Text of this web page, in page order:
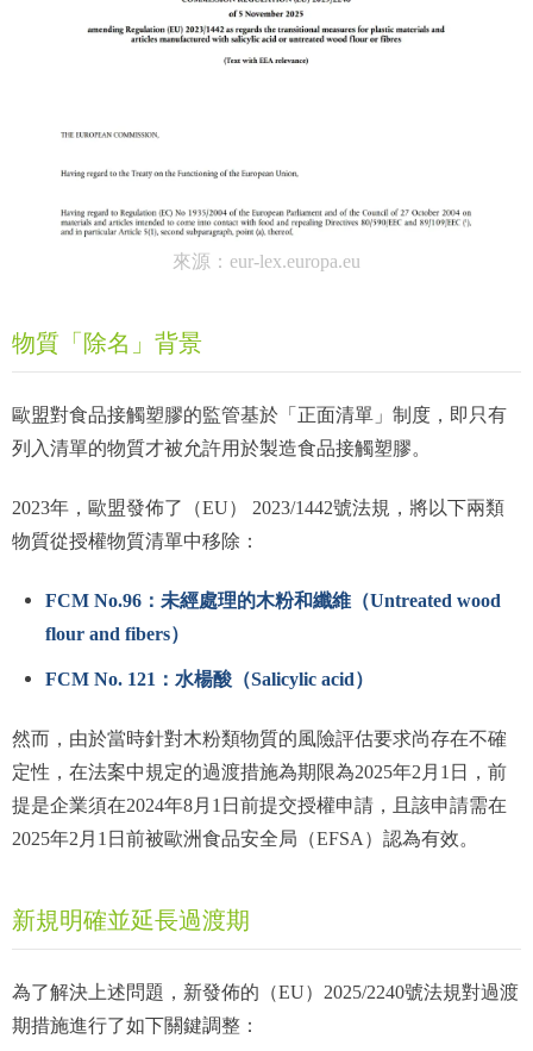
來源：eur-lex.europa.eu
物質「除名」背景
歐盟對食品接觸塑膠的監管基於「正面清單」制度，即只有
列入清單的物質才被允許用於製造食品接觸塑膠。
2023年，歐盟發佈了（EU） 2023/1442號法規，將以下兩類
物質從授權物質清單中移除：
FCM No.96 ：未經處理的木粉和纖維（Untreated wood
flour and fibers）
FCM No. 121：水楊酸（Salicylic acid）
然而，由於當時針對木粉類物質的風險評估要求尚存在不確
定性，在法案中規定的過渡措施為期限為2025年2月1日，前
提是企業須在2024年8月1日前提交授權申請，且該申請需在
2025年2月1日前被歐洲食品安全局（EFSA）認為有效。
新規明確並延長過渡期
為了解決上述問題，新發佈的（EU）2025/2240號法規對過渡
期措施進行了如下關鍵調整：